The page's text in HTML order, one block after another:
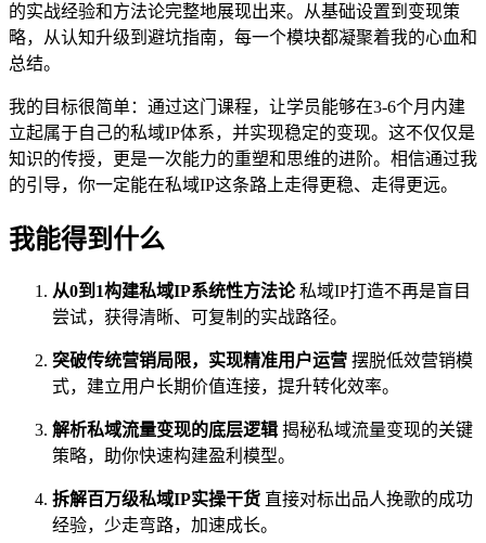
的实战经验和方法论完整地展现出来。从基础设置到变现策
略，从认知升级到避坑指南，每一个模块都凝聚着我的心血和
总结。
我的目标很简单：通过这门课程，让学员能够在3-6个月内建
立起属于自己的私域IP体系，并实现稳定的变现。这不仅仅是
知识的传授，更是一次能力的重塑和思维的进阶。相信通过我
的引导，你一定能在私域IP这条路上走得更稳、走得更远。
我能得到什么
从0到1构建私域IP系统性方法论私域IP打造不再是盲目
尝试，获得清晰、可复制的实战路径。
突破传统营销局限，实现精准用户运营 摆脱低效营销模
式，建立用户长期价值连接，提升转化效率。
解析私域流量变现的底层逻辑 揭秘私域流量变现的关键
策略，助你快速构建盈利模型。
拆解百万级私域IP实操干货 直接对标出品人挽歌的成功
经验，少走弯路，加速成长。